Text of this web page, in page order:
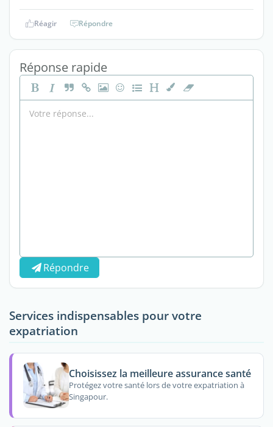
Réagir Répondre
Réponse rapide
Répondre
Services indispensables pour votre
expatriation
Choisissez la meilleure assurance santé
Protégez votre santé lors de votre expatriation à
Singapour.